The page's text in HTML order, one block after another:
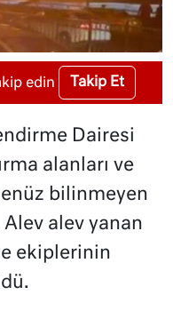
edin Takip Et
Dairesi
alanları ve
bilinmeyen
Alev alev yanan
ekiplerinin